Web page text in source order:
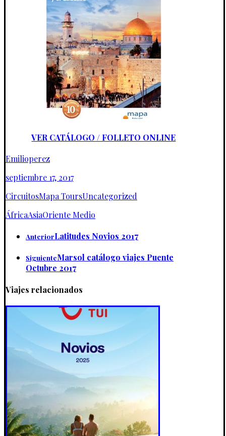
VER CATÁLOGO / FOLLETO ONLINE
Emilioperez
septiembre 17, 2017
CircuitosMapa ToursUncategorized
ÁfricaAsiaOriente Medio
AnteriorLatitudes Novios 2017
SiguienteMarsol catálogo viajes Puente
Octubre 2017
Viajes relacionados